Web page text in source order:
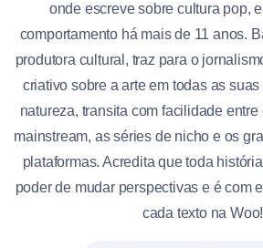
onde escreve sobre cultura pop,
comportamento há mais de 11 anos.
produtora cultural, traz para o
criativo sobre a arte em todas as
natureza, transita com facilidade
mainstream, as séries de nicho e os
plataformas. Acredita que toda
poder de mudar perspectivas e é com
cada texto na